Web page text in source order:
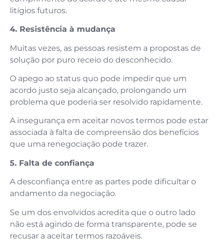
litígios futuros.
4. Resistência à mudança
Muitas vezes, as pessoas resistem a propostas de
solução por puro receio do desconhecido.
O apego ao status quo pode impedir que um
acordo justo seja alcançado, prolongando um
problema que poderia ser resolvido rapidamente.
A insegurança em aceitar novos termos pode estar
associada à falta de compreensão dos benefícios
que uma renegociação pode trazer.
5. Falta de confiança
A desconfiança entre as partes pode dificultar o
andamento da negociação.
Se um dos envolvidos acredita que o outro lado
não está agindo de forma transparente, pode se
recusar a aceitar termos razoáveis.